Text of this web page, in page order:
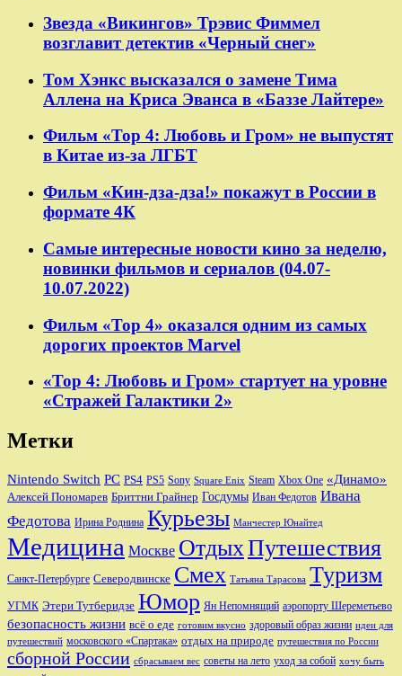
Звезда «Викингов» Трэвис Фиммел
возглавит детектив «Черный снег»
Том Хэнкс высказался о замене Тима
Аллена на Криса Эванса в «Баззе Лайтере»
Фильм «Тор 4: Любовь и Гром» не выпустят
в Китае из-за ЛГБТ
Фильм «Кин-дза-дза!» покажут в России в
формате 4К
Самые интересные новости кино за неделю,
новинки фильмов и сериалов (04.07-
10.07.2022)
Фильм «Тор 4» оказался одним из самых
дорогих проектов Marvel
«Тор 4: Любовь и Гром» стартует на уровне
«Стражей Галактики 2»
Метки
Nintendo Switch PC PS4 PS5 Sony Square Enix Steam Xbox One «Динамо»
Алексей Пономарев Бриттни Грайнер Госдумы Иван Федотов Ивана
Федотова Ирина Роднина Курьезы Манчестер Юнайтед
Медицина Москве ОтдыхПутешествия
Санкт-Петербурге Северодвинске Смех Татьяна Тарасова Туризм
УГМК Этери Тутберидзе Юмор Ян Непомнящий аэропорту Шереметьево
безопасность жизни всё о еде готовим вкусно здоровый образ жизни идеи для
путешествий московского «Спартака» отдых на природе путешествия по России
сборной России сбрасываем вес советы на лето уход за собой хочу быть